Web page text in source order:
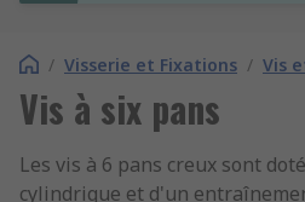
/ Visserie et Fixations / Vis
Vis à six pans
Les vis à 6 pans creux sont
cylindrique et d'un